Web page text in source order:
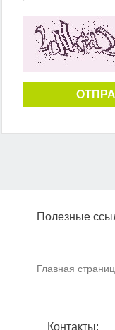
Полезные
Главная
Контакты: